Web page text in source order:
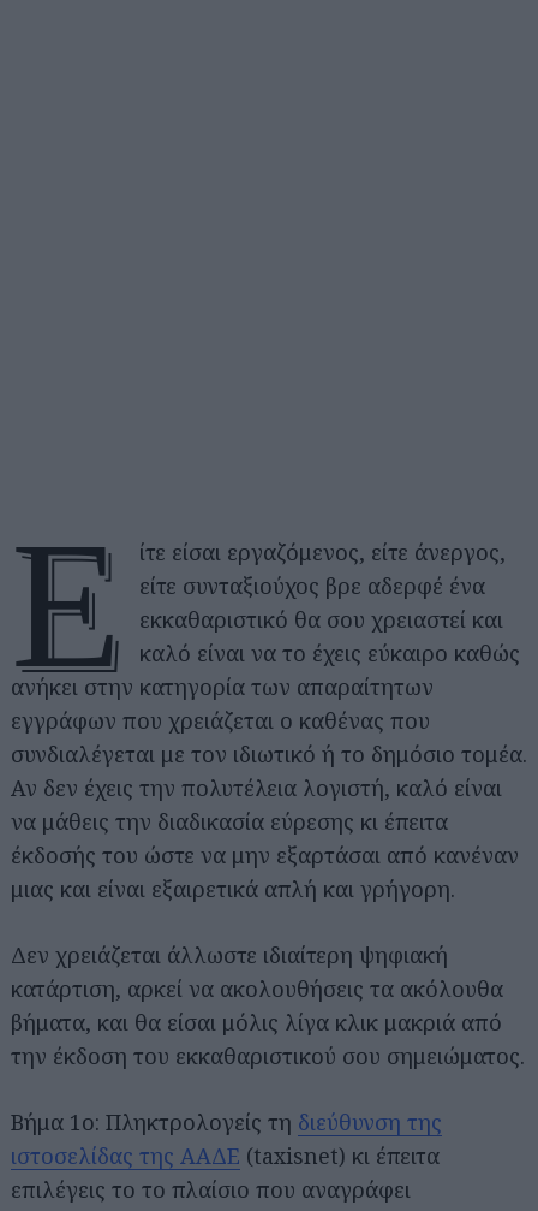
Ε
ίτε είσαι εργαζόμενος, είτε άνεργος,
είτε συνταξιούχος βρε αδερφέ ένα
εκκαθαριστικό θα σου χρειαστεί και
καλό είναι να το έχεις εύκαιρο καθώς
ανήκει στην κατηγορία των απαραίτητων
εγγράφων που χρειάζεται ο καθένας που
συνδιαλέγεται με τον ιδιωτικό ή το δημόσιο τομέα.
Αν δεν έχεις την πολυτέλεια λογιστή, καλό είναι
να μάθεις την διαδικασία εύρεσης κι έπειτα
έκδοσής του ώστε να μην εξαρτάσαι από κανέναν
μιας και είναι εξαιρετικά απλή και γρήγορη.
Δεν χρειάζεται άλλωστε ιδιαίτερη ψηφιακή
κατάρτιση, αρκεί να ακολουθήσεις τα ακόλουθα
βήματα, και θα είσαι μόλις λίγα κλικ μακριά από
την έκδοση του εκκαθαριστικού σου σημειώματος.
Βήμα 1ο: Πληκτρολογείς τη διεύθυνση της
ιστοσελίδας της ΑΑΔΕ (taxisnet) κι έπειτα
επιλέγεις το το πλαίσιο που αναγράφει